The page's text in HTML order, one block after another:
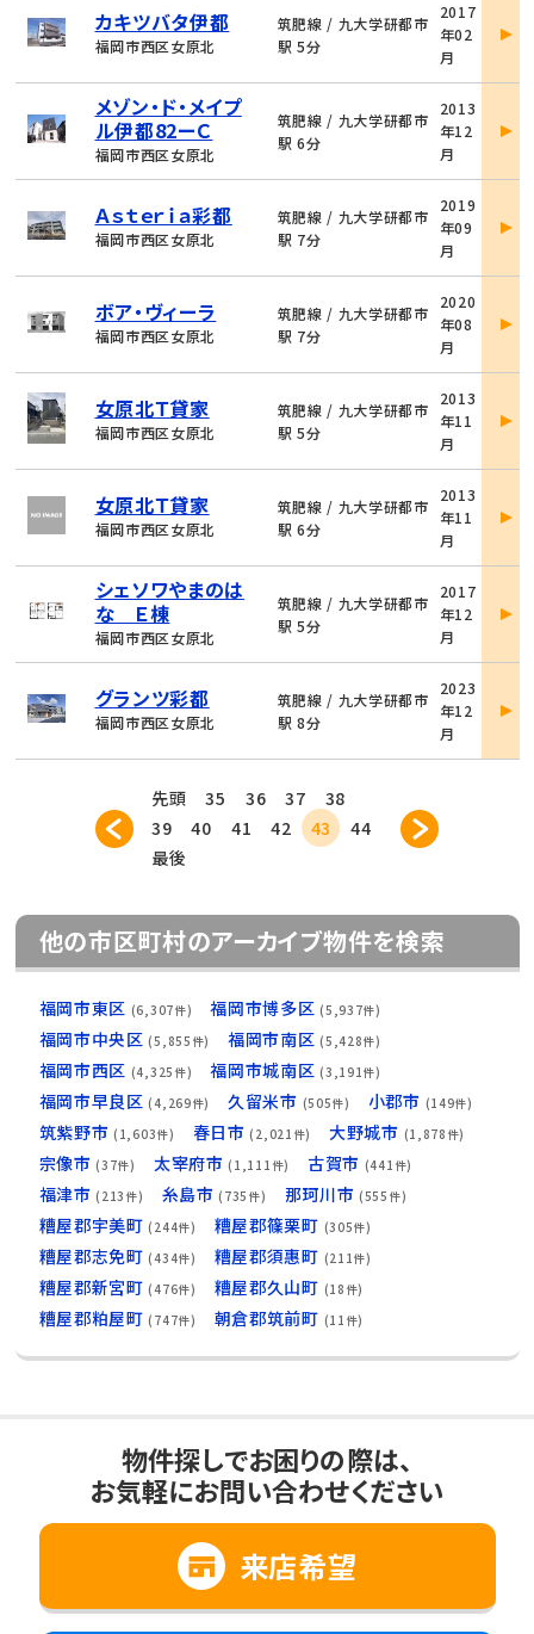
カキツバタ伊都
福岡市西区女原北
筑肥線 / 九大学研都市
駅 5分
2017
年02
月
詳
メゾン・ド・メイプ
ル伊都82ーＣ
福岡市西区女原北
筑肥線 / 九大学研都市
駅 6分
2013
年12
月
詳
Ａｓｔｅｒｉａ彩都
福岡市西区女原北
筑肥線 / 九大学研都市
駅 7分
2019
年09
月
詳
ボア・ヴィーラ
福岡市西区女原北
筑肥線 / 九大学研都市
駅 7分
2020
年08
月
詳
女原北Ｔ貸家
福岡市西区女原北
筑肥線 / 九大学研都市
駅 5分
2013
年11
月
詳
女原北Ｔ貸家
福岡市西区女原北
筑肥線 / 九大学研都市
駅 6分
2013
年11
月
詳
シェソワやまのは
な Ｅ棟
福岡市西区女原北
筑肥線 / 九大学研都市
駅 5分
2017
年12
月
詳
グランツ彩都
福岡市西区女原北
筑肥線 / 九大学研都市
駅 8分
2023
年12
月
詳
先頭 35 36 37
38
39
40 41 42 43
44
最後
他の市区町村のアーカイブ物件を検索
福岡市東区 (6,307件) 福岡市博多区 (5,937件)
福岡市中央区 (5,855件) 福岡市南区 (5,428件)
福岡市西区 (4,325件) 福岡市城南区 (3,191件)
福岡市早良区 (4,269件) 久留米市 (505件) 小郡市 (149件)
筑紫野市 (1,603件) 春日市 (2,021件) 大野城市 (1,878件)
宗像市 (37件) 太宰府市 (1,111件) 古賀市 (441件)
福津市 (213件) 糸島市 (735件) 那珂川市 (555件)
糟屋郡宇美町 (244件) 糟屋郡篠栗町 (305件)
糟屋郡志免町 (434件) 糟屋郡須惠町 (211件)
糟屋郡新宮町 (476件) 糟屋郡久山町 (18件)
糟屋郡粕屋町 (747件) 朝倉郡筑前町 (11件)
物件探しでお困りの際は、
お気軽にお問い合わせください
来店希望